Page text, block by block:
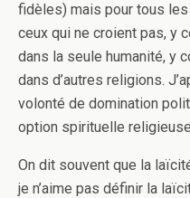
fidèles) mais pour tous
ceux qui ne croient pas, y
dans la seule humanité, y
dans d’autres religions.
volonté de domination
option spirituelle
On dit souvent que la
je n’aime pas définir la